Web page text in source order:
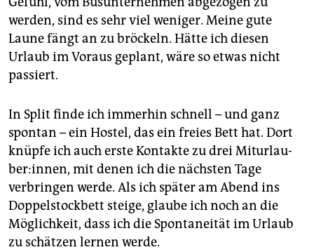
werden, sind es sehr viel weniger. Meine gute
Laune fängt an zu bröckeln. Hätte ich diesen
Urlaub im Voraus geplant, wäre so etwas nicht
passiert.
In Split finde ich immerhin schnell – und ganz
spontan – ein Hostel, das ein freies Bett hat. Dort
knüpfe ich auch erste Kontakte zu drei Mit­ur­lau­
be­r:in­nen, mit denen ich die nächsten Tage
verbringen werde. Als ich später am Abend ins
Doppelstockbett steige, glaube ich noch an die
Möglichkeit, dass ich die Spontaneität im Urlaub
zu schätzen lernen werde.